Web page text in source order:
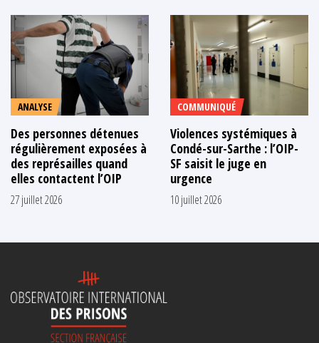
ANALYSE
Des personnes détenues
régulièrement exposées à
des représailles quand
elles contactent l’OIP
27 juillet 2026
COMMUNIQUÉ
Violences systémiques à
Condé-sur-Sarthe : l’OIP-
SF saisit le juge en
urgence
10 juillet 2026